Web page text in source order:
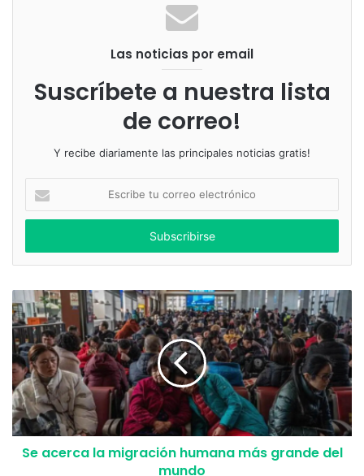
Valla publicitaria de la tienda donde falleció Minni.
En tan sólo 13 minutos de descuido
ocurrió una tragedia
Lo más sorprendente de todo esto es lo rápido que ocurrió
y el descuido que se le tuvo al pequeño animal. Tal y como
ya lo dijimos no se sabe cómo el bulldog falleció
, pues ya
personal de la tienda pudieron deducir qué ocasionó que
Las noticias por email
Suscríbete a nuestra lista
de correo!
Y recibe diariamente las principales noticias gratis!
correo
Se acerca la migración humana más grande del
mundo